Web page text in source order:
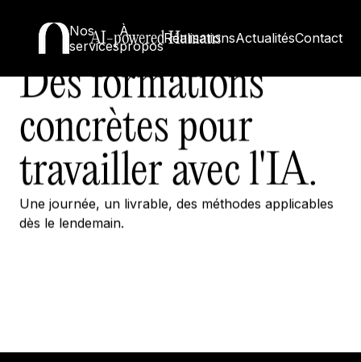
AI-powered Humans
Nos
services
À
proposRéalisationsActualitésContact
La Niche Campus
Des formations
concrètes pour
travailler avec l'IA.
Une journée, un livrable, des méthodes applicables
dès le lendemain.